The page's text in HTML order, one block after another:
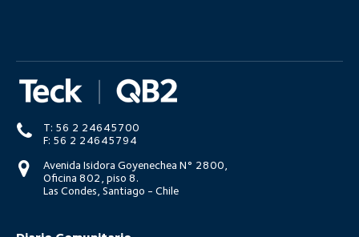
T: 56 2 24645700
F: 56 2 24645794
Avenida Isidora Goyenechea N° 2800,
Oficina 802, piso 8.
Las Condes, Santiago - Chile